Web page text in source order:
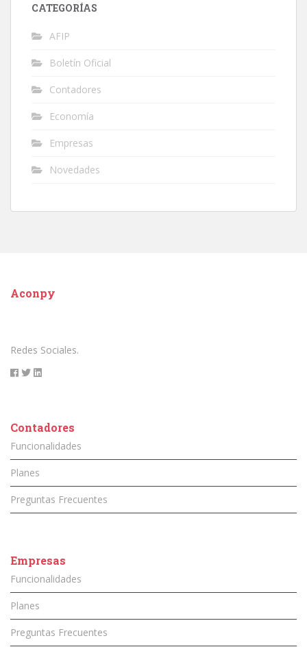
CATEGORÍAS
AFIP
Boletín Oficial
Contadores
Economía
Empresas
Novedades
Aconpy
Redes Sociales.
Contadores
Funcionalidades
Planes
Preguntas Frecuentes
Empresas
Funcionalidades
Planes
Preguntas Frecuentes